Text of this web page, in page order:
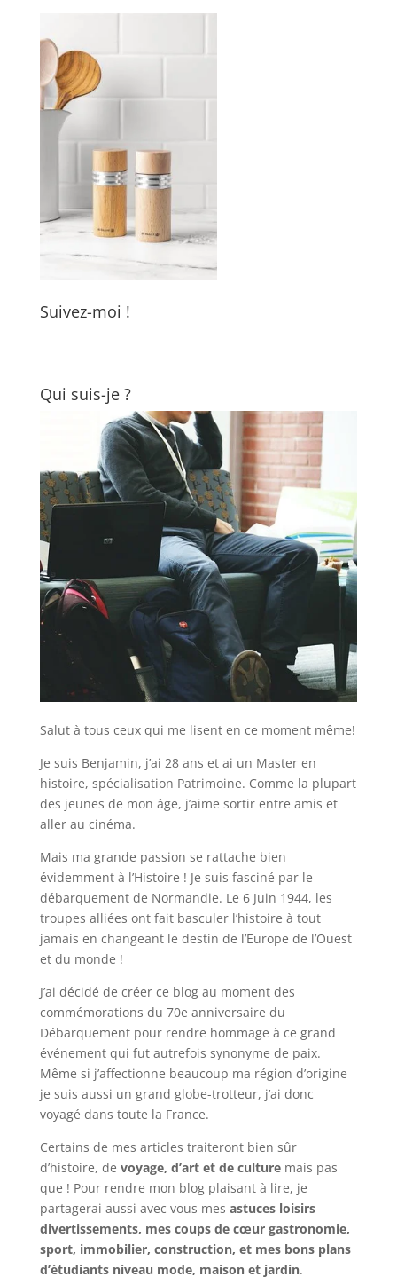
Suivez-moi !
Qui suis-je ?
Salut à tous ceux qui me lisent en ce moment même!
Je suis Benjamin, j’ai 28 ans et ai un Master en
histoire, spécialisation Patrimoine. Comme la plupart
des jeunes de mon âge, j’aime sortir entre amis et
aller au cinéma.
Mais ma grande passion se rattache bien
évidemment à l’Histoire ! Je suis fasciné par le
débarquement de Normandie. Le 6 Juin 1944, les
troupes alliées ont fait basculer l’histoire à tout
jamais en changeant le destin de l’Europe de l’Ouest
et du monde !
J’ai décidé de créer ce blog au moment des
commémorations du 70e anniversaire du
Débarquement pour rendre hommage à ce grand
événement qui fut autrefois synonyme de paix.
Même si j’affectionne beaucoup ma région d’origine
je suis aussi un grand globe-trotteur, j’ai donc
voyagé dans toute la France.
Certains de mes articles traiteront bien sûr
d’histoire, de voyage, d’art et de culturemais pas
que ! Pour rendre mon blog plaisant à lire, je
partagerai aussi avec vous mes astuces loisirs
divertissements, mes coups de cœur gastronomie,
sport, immobilier, construction, et mes bons plans
d’étudiants niveau mode, maison et jardin.